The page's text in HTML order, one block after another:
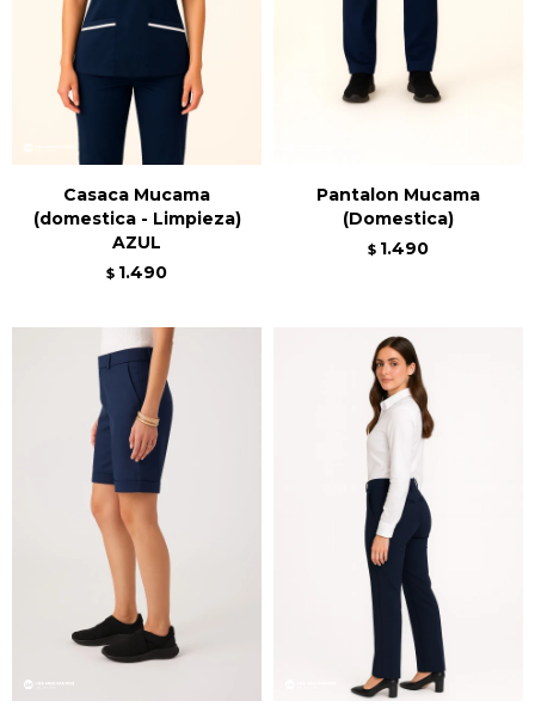
Casaca Mucama
(domestica - Limpieza)
AZUL
$ 1.490
Pantalon Mucama
(Domestica)
$ 1.490